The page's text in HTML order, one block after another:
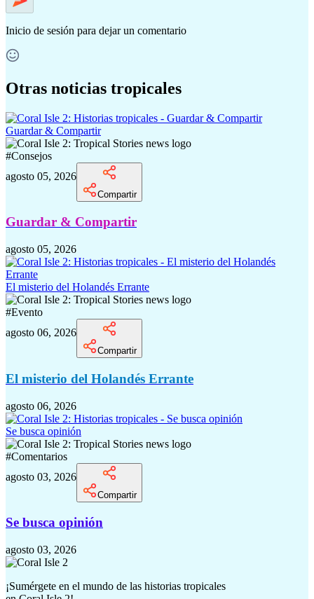
Inicio de sesión para dejar un comentario
Otras noticias tropicales
Guardar & Compartir
#Consejos
agosto 05, 2026
Compartir
Guardar & Compartir
agosto 05, 2026
El misterio del Holandés Errante
#Evento
agosto 06, 2026
Compartir
El misterio del Holandés Errante
agosto 06, 2026
Se busca opinión
#Comentarios
agosto 03, 2026
Compartir
Se busca opinión
agosto 03, 2026
¡Sumérgete en el mundo de las historias tropicales